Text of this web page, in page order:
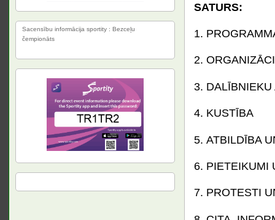
SATURS:
1.
2.
3.
4. KUSTĪBA
5. ATBILDĪBA
6. PIETEIKUMI
7. PROTESTI
Sacensību informācija sportity : Bezceļu
čempionāts